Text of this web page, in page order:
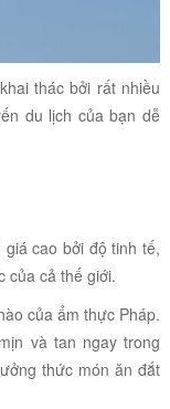
thác bởi rất nhiều
du lịch của bạn dễ
cao bởi độ tinh tế,
của cả thế giới.
của ẩm thực Pháp.
và tan ngay trong
thức món ăn đắt